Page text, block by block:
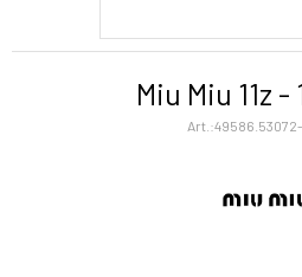
Miu Miu 11z